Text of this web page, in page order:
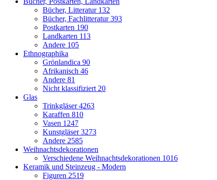
Bücher, Litteratur 132
Bücher, Fachlitteratur393
Postkarten 190
Landkarten 113
Andere 105
Ethnographika
Grönlandica 90
Afrikanisch 46
Andere 81
Nicht klassifiziert 20
Glas
Trinkgläser4263
Karaffen 810
Vasen 1247
Kunstgläser3273
Andere 2585
Weihnachtsdekorationen
Verschiedene Weihnachtsdekorationen 1016
Keramik und Steinzeug - Modern
Figuren 2519